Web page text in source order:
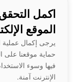
اكمل
الموقع
يرجى إكمال عملية
حماية موقعنا على
فيها وسوء
الإنترنت آمنة.